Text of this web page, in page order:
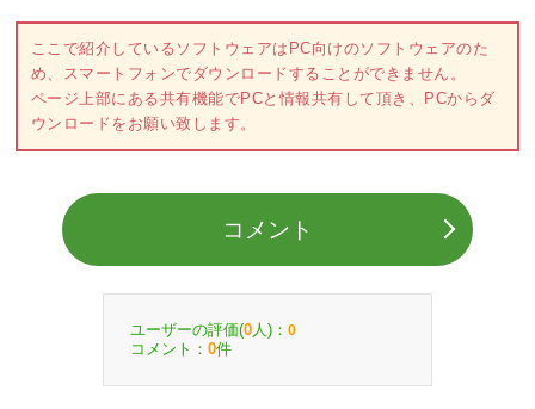
ここで紹介しているソフトウェアはPC向けのソフトウェアのた
め、スマートフォンでダウンロードすることができません。
ページ上部にある共有機能でPCと情報共有して頂き、PCからダ
ウンロードをお願い致します。
コメント
ユーザーの評価(0 人)： 0
コメント： 0件